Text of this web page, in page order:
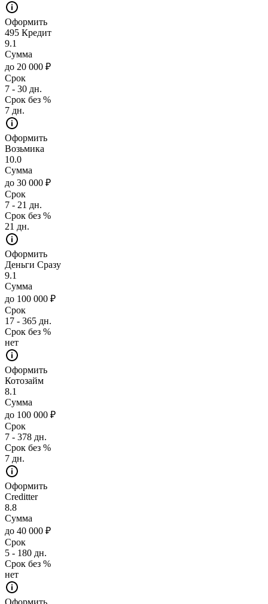
Оформить
495 Кредит
9.1
Сумма
до 20 000 ₽
Срок
7 - 30 дн.
Срок без %
7 дн.
Оформить
Возьмика
10.0
Сумма
до 30 000 ₽
Срок
7 - 21 дн.
Срок без %
21 дн.
Оформить
Деньги Сразу
9.1
Сумма
до 100 000 ₽
Срок
17 - 365 дн.
Срок без %
нет
Оформить
Котозайм
8.1
Сумма
до 100 000 ₽
Срок
7 - 378 дн.
Срок без %
7 дн.
Оформить
Creditter
8.8
Сумма
до 40 000 ₽
Срок
5 - 180 дн.
Срок без %
нет
Оформить